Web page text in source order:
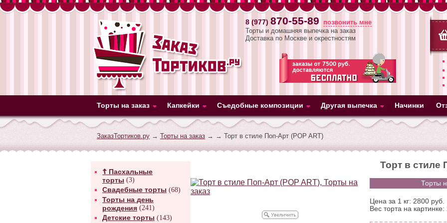
8 (977) 870-55-89
позвонить мне
Торты и домашняя выпечка на заказ
Доставка по Москве и окрестностям
Торты на заказ Капкейки Съедобные композиции Другая выпечка Начинки
ЗаказТортиков.ру → Торты на заказ → → Торт в стиле Поп-Арт (POP ART)
☦ Пасхальные
торты (3)
Свадебные торты (68)
Торты на день
рождения (241)
Детские торты (143)
Торт в стиле
Торты
Цена за 1 кг: 2800 руб.
Вес торта на картинке: